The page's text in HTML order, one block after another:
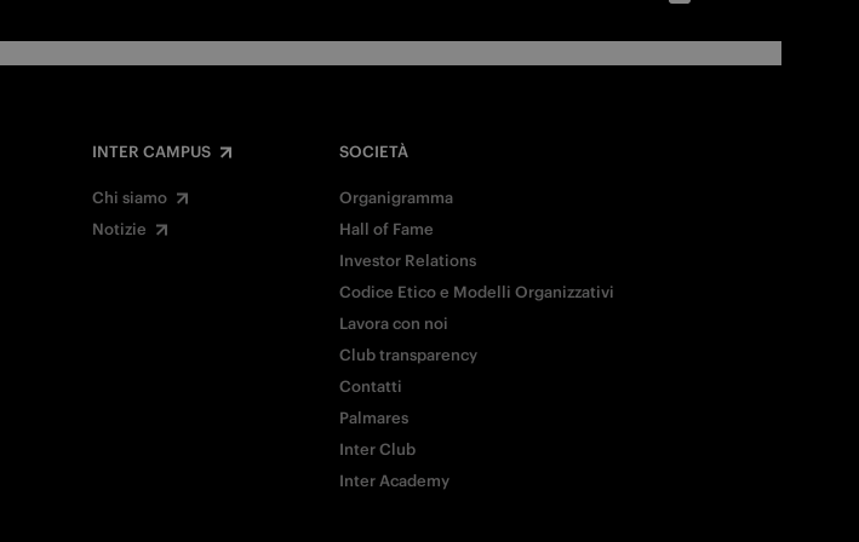
INTER CAMPUS
Chi siamo
Notizie
SOCIETÀ
Organigramma
Hall of Fame
Investor Relations
Codice Etico e Modelli Organizzativi
Lavora con noi
Club transparency
Contatti
Palmares
Inter Club
Inter Academy